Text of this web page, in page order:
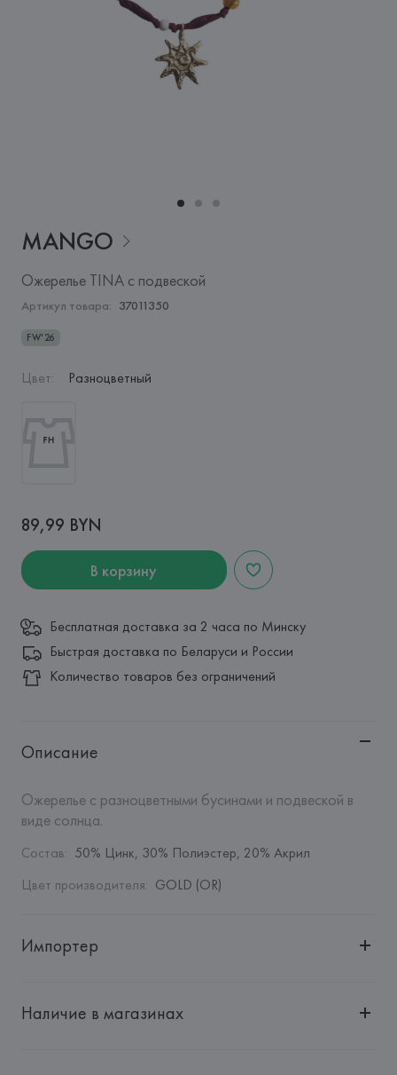
MANGO
Ожерелье TINA с подвеской
Артикул товара: 37011350
FW'26
Цвет: Разноцветный
89,99 BYN
В корзину
Бесплатная доставка за 2 часа по Минску
Быстрая доставка по Беларуси и России
Количество товаров без ограничений
Описание
Ожерелье с разноцветными бусинами и подвеской в
виде солнца.
Состав: 50% Цинк, 30% Полиэстер, 20% Акрил
Цвет производителя: GOLD (OR)
Импортер
"Белмаркетцентр"
Наличие в магазинах